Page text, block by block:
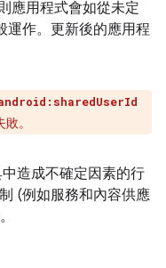
應用程式會如從未定
運作。更新後的應用程
。
造成不確定因素的行
(例如服務和內容供應